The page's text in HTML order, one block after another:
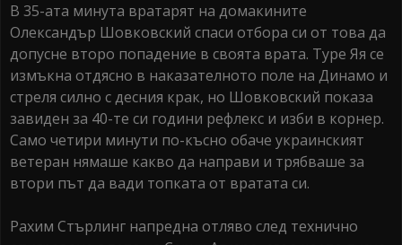
В 35-ата минута вратарят на домакините
Олександър Шовковский спаси отбора си от това да
допусне второ попадение в своята врата. Туре Яя се
измъкна отдясно в наказателното поле на Динамо и
стреля силно с десния крак, но Шовковский показа
завиден за 40-те си години рефлекс и изби в корнер.
Само четири минути по-късно обаче украинският
ветеран нямаше какво да направи и трябваше за
втори път да вади топката от вратата си.
Рахим Стърлинг напредна отляво след технично